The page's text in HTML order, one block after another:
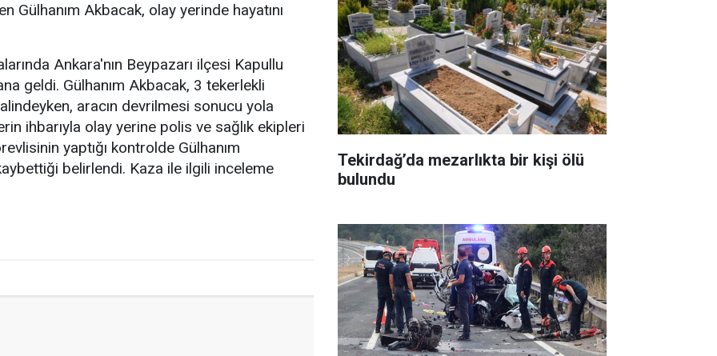
Gülhanım Akbacak, olay yerinde hayatını
Ankara'nın Beypazarı ilçesi Kapullu
geldi. Gülhanım Akbacak, 3 tekerlekli
aracın devrilmesi sonucu yola
ihbarıyla olay yerine polis ve sağlık ekipleri
yaptığı kontrolde Gülhanım
kaybettiği belirlendi. Kaza ile ilgili inceleme
Tekirdağ’da mezarlıkta bir kişi ölü
bulundu